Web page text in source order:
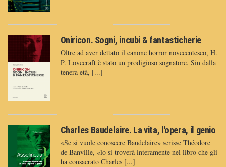
Oniricon. Sogni, incubi & fantasticherie
Oltre ad aver dettato il canone horror novecentesco, H.
P. Lovecraft è stato un prodigioso sognatore. Sin dalla
tenera età, [...]
Charles Baudelaire. La vita, l'opera, il genio
«Se si vuole conoscere Baudelaire» scrisse Théodore
de Banville, «lo si troverà interamente nel libro che gli
ha consacrato Charles [...]